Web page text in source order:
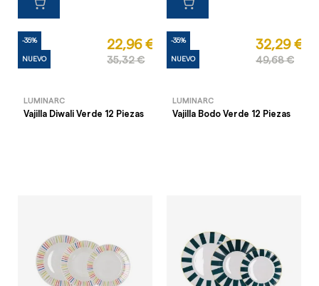
-35%
NUEVO
22,96 €
35,32 €
LUMINARC
Vajilla Diwali Verde 12 Piezas
-35%
NUEVO
32,29 €
49,68 €
LUMINARC
Vajilla Bodo Verde 12 Piezas